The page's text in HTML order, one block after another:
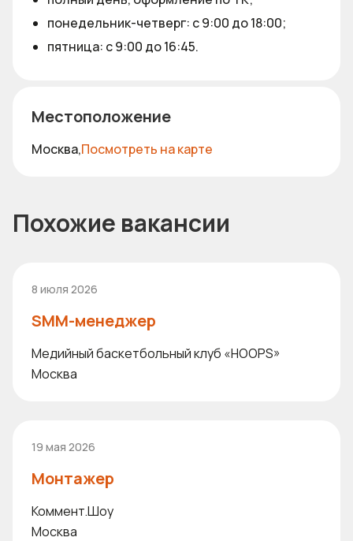
понедельник-четверг: с 9:00 до 18:00;
пятница: с 9:00 до 16:45.
Местоположение
Москва,Посмотреть на карте
Похожие вакансии
8 июля 2026
SMM-менеджер
Медийный баскетбольный клуб «HOOPS»
Москва
19 мая 2026
Монтажер
Коммент.Шоу
Москва